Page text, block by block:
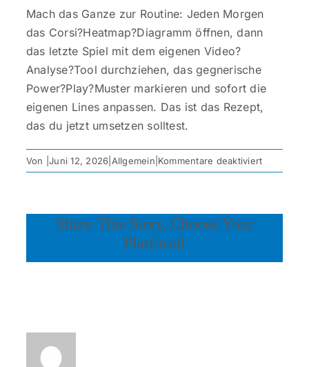
Mach das Ganze zur Routine: Jeden Morgen
das Corsi?Heatmap?Diagramm öffnen, dann
das letzte Spiel mit dem eigenen Video?
Analyse?Tool durchziehen, das gegnerische
Power?Play?Muster markieren und sofort die
eigenen Lines anpassen. Das ist das Rezept,
das du jetzt umsetzen solltest.
Von |Juni 12, 2026 Allgemein Kommentare deaktiviertfür
Share This Story, Choose Your
Platform!